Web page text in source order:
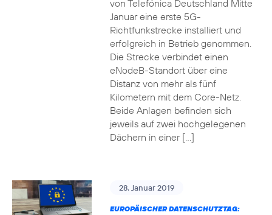
von Telefónica Deutschland Mitte
Januar eine erste 5G-
Richtfunkstrecke installiert und
erfolgreich in Betrieb genommen.
Die Strecke verbindet einen
eNodeB-Standort über eine
Distanz von mehr als fünf
Kilometern mit dem Core-Netz.
Beide Anlagen befinden sich
jeweils auf zwei hochgelegenen
Dächern in einer […]
28. Januar 2019
EUROPÄISCHER DATENSCHUTZTAG: